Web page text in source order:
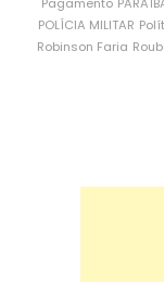
POLÍCIA MILITAR
Robinson Faria